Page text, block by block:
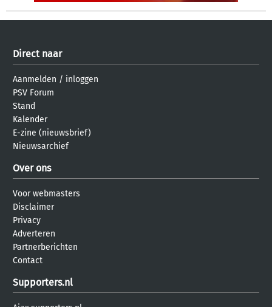
Direct naar
Aanmelden / inloggen
PSV Forum
Stand
Kalender
E-zine (nieuwsbrief)
Nieuwsarchief
Over ons
Voor webmasters
Disclaimer
Privacy
Adverteren
Partnerberichten
Contact
Supporters.nl